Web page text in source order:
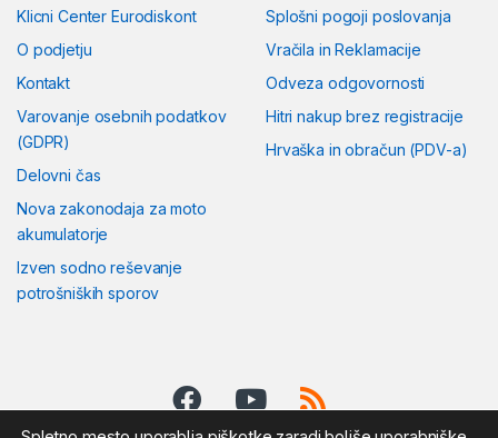
Klicni Center Eurodiskont
O podjetju
Kontakt
Varovanje osebnih podatkov
(GDPR)
Delovni čas
Nova zakonodaja za moto
akumulatorje
Izven sodno reševanje
potrošniških sporov
Splošni pogoji poslovanja
Vračila in Reklamacije
Odveza odgovornosti
Hitri nakup brez registracije
Hrvaška in obračun (PDV-a)